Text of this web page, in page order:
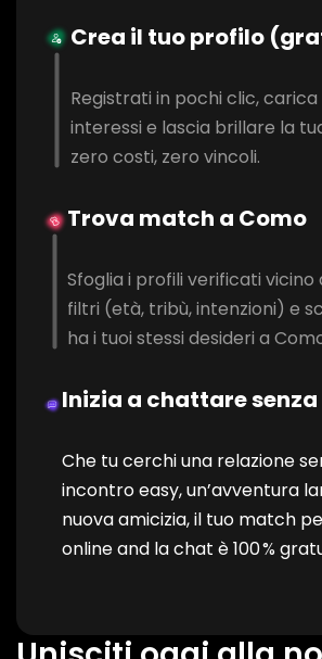
Crea il tuo profilo
Registrati in pochi clic,
interessi e lascia brillare la
zero costi, zero vincoli.
Trova match a Como
Sfoglia i profili verificati vicino
filtri (età, tribù, intenzioni) e
ha i tuoi stessi desideri a
Inizia a chattare
Che tu cerchi una relazione
incontro easy, un’avventura
nuova amicizia, il tuo match
online and la chat è 100 %